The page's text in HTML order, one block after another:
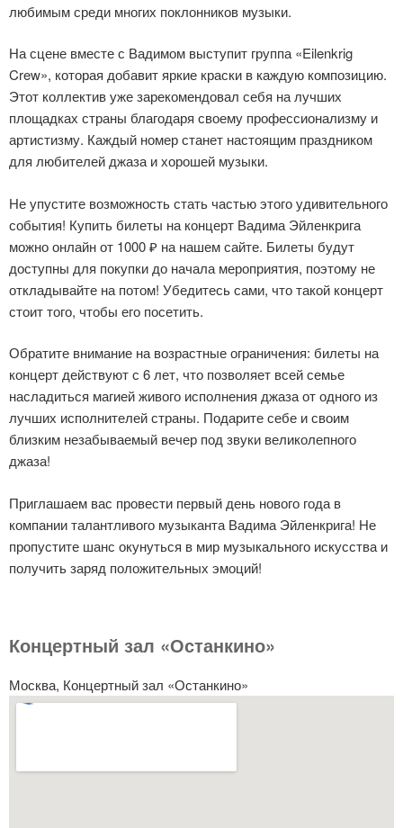
любимым среди многих поклонников музыки.
На сцене вместе с Вадимом выступит группа «Eilenkrig
Crew», которая добавит яркие краски в каждую композицию.
Этот коллектив уже зарекомендовал себя на лучших
площадках страны благодаря своему профессионализму и
артистизму. Каждый номер станет настоящим праздником
для любителей джаза и хорошей музыки.
Не упустите возможность стать частью этого удивительного
события! Купить билеты на концерт Вадима Эйленкрига
можно онлайн от 1000 ₽ на нашем сайте. Билеты будут
доступны для покупки до начала мероприятия, поэтому не
откладывайте на потом! Убедитесь сами, что такой концерт
стоит того, чтобы его посетить.
Обратите внимание на возрастные ограничения: билеты на
концерт действуют с 6 лет, что позволяет всей семье
насладиться магией живого исполнения джаза от одного из
лучших исполнителей страны. Подарите себе и своим
близким незабываемый вечер под звуки великолепного
джаза!
Приглашаем вас провести первый день нового года в
компании талантливого музыканта Вадима Эйленкрига! Не
пропустите шанс окунуться в мир музыкального искусства и
получить заряд положительных эмоций!
Концертный зал «Останкино»
Москва, Концертный зал «Останкино»